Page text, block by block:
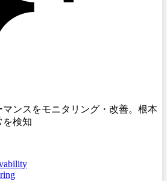
マンスをモニタリング・改善。根本
を検知